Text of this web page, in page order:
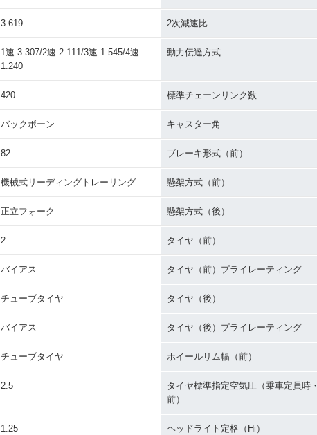
3.619 2次減速比
1速 3.307/2速 2.111/3速 1.545/4速
1.240
動力伝達方式
420 標準チェーンリンク数
バックボーン キャスター角
82 ブレーキ形式（前）
機械式リーディングトレーリング 懸架方式（前）
正立フォーク 懸架方式（後）
2 タイヤ（前）
バイアス タイヤ（前）プライレーティング
チューブタイヤ タイヤ（後）
バイアス タイヤ（後）プライレーティング
チューブタイヤ ホイールリム幅（前）
2.5
タイヤ標準指定空気圧（乗車定員時・
前）
1.25 ヘッドライト定格（Hi）